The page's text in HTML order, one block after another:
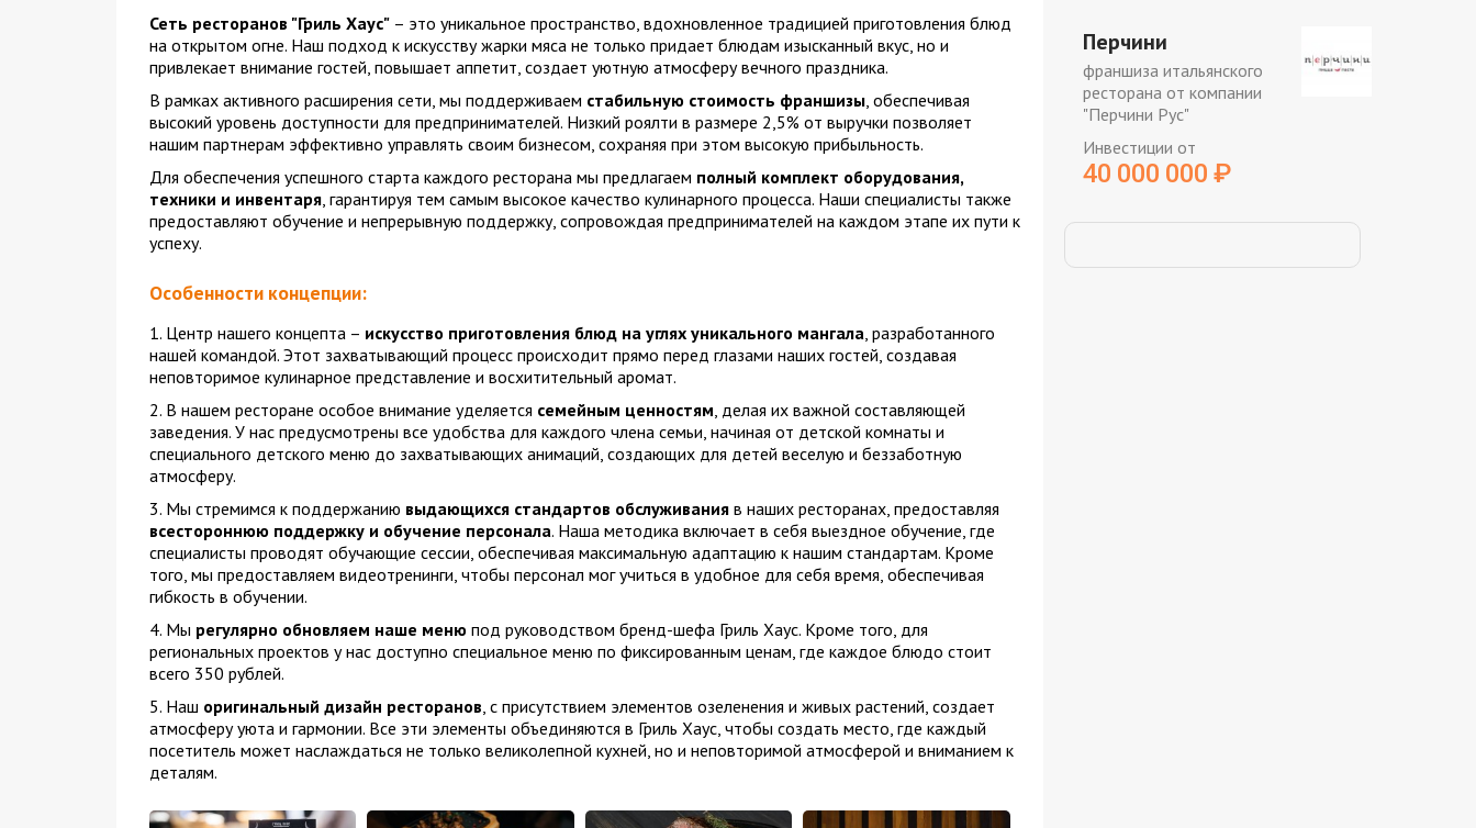
Сеть ресторанов "Гриль Хаус"– это уникальное пространство, вдохновленное традицией приготовления блюд
на открытом огне. Наш подход к искусству жарки мяса не только придает блюдам изысканный вкус, но и
привлекает внимание гостей, повышает аппетит, создает уютную атмосферу вечного праздника.
В рамках активного расширения сети, мы поддерживаем стабильную стоимость франшизы, обеспечивая
высокий уровень доступности для предпринимателей. Низкий роялти в размере 2,5% от выручки позволяет
нашим партнерам эффективно управлять своим бизнесом, сохраняя при этом высокую прибыльность.
Для обеспечения успешного старта каждого ресторана мы предлагаем полный комплект оборудования,
техники и инвентаря, гарантируя тем самым высокое качество кулинарного процесса. Наши специалисты также
предоставляют обучение и непрерывную поддержку, сопровождая предпринимателей на каждом этапе их пути к
успеху.
Особенности концепции:
1. Центр нашего концепта – искусство приготовления блюд на углях уникального мангала, разработанного
нашей командой. Этот захватывающий процесс происходит прямо перед глазами наших гостей, создавая
неповторимое кулинарное представление и восхитительный аромат.
2. В нашем ресторане особое внимание уделяется семейным ценностям, делая их важной составляющей
заведения. У нас предусмотрены все удобства для каждого члена семьи, начиная от детской комнаты и
специального детского меню до захватывающих анимаций, создающих для детей веселую и беззаботную
атмосферу.
3. Мы стремимся к поддержанию выдающихся стандартов обслуживанияв наших ресторанах, предоставляя
всестороннюю поддержку и обучение персонала. Наша методика включает в себя выездное обучение, где
специалисты проводят обучающие сессии, обеспечивая максимальную адаптацию к нашим стандартам. Кроме
того, мы предоставляем видеотренинги, чтобы персонал мог учиться в удобное для себя время, обеспечивая
гибкость в обучении.
4. Мы регулярно обновляем наше меню под руководством бренд-шефа Гриль Хаус. Кроме того, для
региональных проектов у нас доступно специальное меню по фиксированным ценам, где каждое блюдо стоит
всего 350 рублей.
5. Наш оригинальный дизайн ресторанов, с присутствием элементов озеленения и живых растений, создает
атмосферу уюта и гармонии. Все эти элементы объединяются в Гриль Хаус, чтобы создать место, где каждый
посетитель может наслаждаться не только великолепной кухней, но и неповторимой атмосферой и вниманием к
деталям.
Перчини
франшиза итальянского
ресторана от компании
"Перчини Рус"
Инвестиции от
40 000 000 ₽